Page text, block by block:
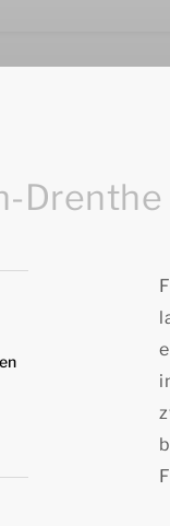
Drenthe